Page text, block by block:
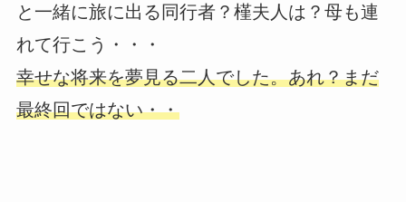
と一緒に旅に出る同行者？槿夫人は？母も連
れて行こう・・・
幸せな将来を夢見る二人でした。あれ？まだ
最終回ではない・・